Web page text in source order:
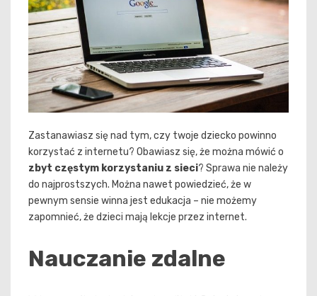
Zastanawiasz się nad tym, czy twoje dziecko powinno
korzystać z internetu? Obawiasz się, że można mówić o
zbyt częstym korzystaniu z sieci? Sprawa nie należy
do najprostszych. Można nawet powiedzieć, że w
pewnym sensie winna jest edukacja – nie możemy
zapomnieć, że dzieci mają lekcje przez internet.
Nauczanie zdalne